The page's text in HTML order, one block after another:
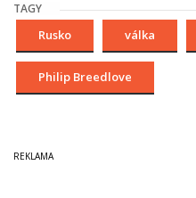
TAGY
Rusko válka
Philip Breedlove